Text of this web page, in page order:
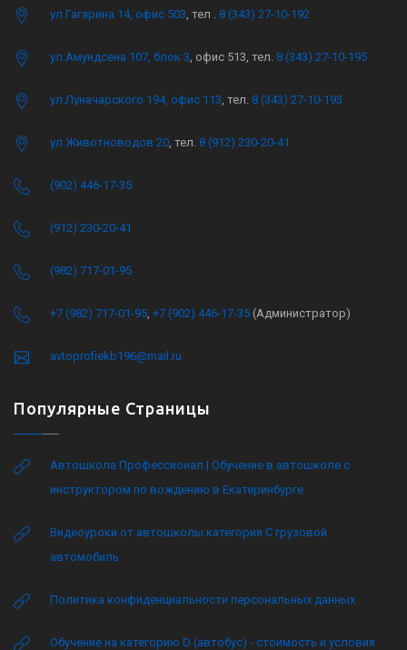
ул.Гагарина 14, офис 503 , тел . 8 (343) 27-10-192
ул.Амундсена 107, блок 3 , офис 513, тел. 8 (343) 27-10-195
ул.Луначарского 194, офис 113 , тел. 8 (343) 27-10-193
ул.Животноводов 20 , тел. 8 (912) 230-20-41
(902) 446-17-35
(912) 230-20-41
(982) 717-01-95
+7 (982) 717-01-95 +7 (902) 446-17-35 (Администратор)
avtoprofiekb196@mail.ru
Популярные Страницы
Автошкола Профессионал | Обучение в автошколе с
инструктором по вождению в Екатеринбурге
Видеоуроки от автошколы категория C грузовой
автомобиль
Политика конфиденциальности персональных данных
Обучение на категорию D (автобус) - стоимость и условия